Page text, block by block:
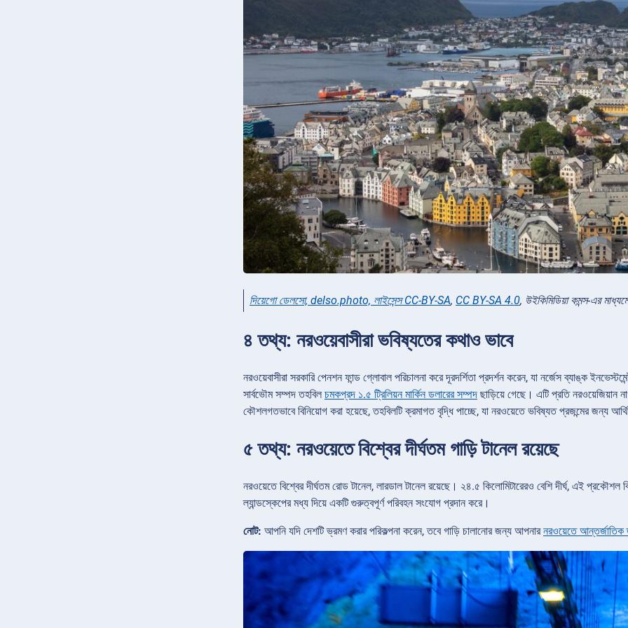
দিয়েগো ডেলসো, delso.photo, লাইসেন্স CC-BY-SA, CC BY-SA 4.0, উইকিমিডিয়া কমন্স-এর মাধ্যমে
৪ তথ্য: নরওয়েবাসীরা ভবিষ্যতের কথাও ভাবে
নরওয়েবাসীরা সরকারি পেনশন ফান্ড গ্লোবাল পরিচালনা করে দূরদর্শিতা প্রদর্শন করেন, যা নর্জেস ব্যাঙ্ক
সার্বভৌম সম্পদ তহবিল চমকপ্রদ ১.৫ ট্রিলিয়ন মার্কিন ডলারের সম্পদ ছাড়িয়ে গেছে। এটি প্রতি নরওয়েজিয়ান
কৌশলগতভাবে বিনিয়োগ করা হয়েছে, তহবিলটি ক্রমাগত বৃদ্ধি পাচ্ছে, যা নরওয়েতে ভবিষ্যত প্রজন্মের জন্য
৫ তথ্য: নরওয়েতে বিশ্বের দীর্ঘতম গাড়ি টানেল রয়েছে
নরওয়েতে বিশ্বের দীর্ঘতম রোড টানেল, লারডাল টানেল রয়েছে। ২৪.৫ কিলোমিটারেরও বেশি দীর্ঘ, এই
ল্যান্ডস্কেপের মধ্য দিয়ে একটি গুরুত্বপূর্ণ পরিবহন সংযোগ প্রদান করে।
নোট: আপনি যদি দেশটি ভ্রমণ করার পরিকল্পনা করেন, তবে গাড়ি চালানোর জন্য আপনারনরওয়েতে আন্তর্জাতিক